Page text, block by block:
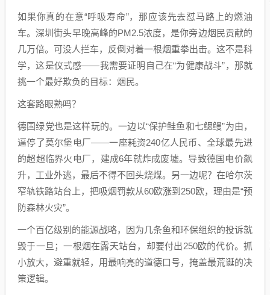
如果你真的在意“呼吸寿命”，那应该先去怼马路上的燃油
车。深圳街头早晚高峰的PM2.5浓度，是你旁边烟民贡献的
几万倍。可没人拦车，反倒对着一根烟重拳出击。这不是科
学，这是仪式感——我需要证明自己在“为健康战斗”，那就
挑一个最好欺负的目标：烟民。
这套路眼熟吗？
德国绿党也是这样玩的。一边以“保护鲑鱼和七鳃鳗”为由，
逼停了莫尔堡电厂——一座耗资240亿人民币、全球最先进
的超超临界火电厂，建成6年就炸成废墟。导致德国电价飙
升，工业外逃，最后不得不回头烧煤。另一边呢？在哈尔茨
窄轨铁路站台上，把吸烟罚款从60欧涨到250欧，理由是“预
防森林火灾”。
一个百亿级别的能源战略，因为几条鱼和环保组织的投诉就
毁于一旦；一根烟在露天站台，却要付出250欧的代价。抓
小放大，避重就轻，用最响亮的道德口号，掩盖最荒诞的决
策逻辑。